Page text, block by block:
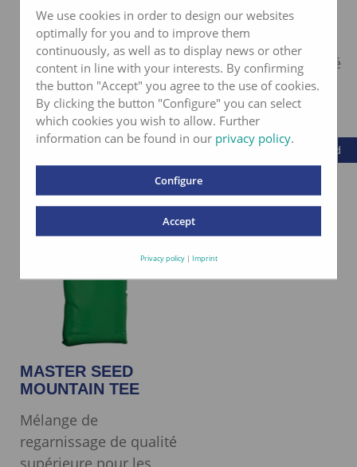
MASTER SEED
MOUNTAIN
FAIRWAY
Parcours parfait,
également sur les sites
d’altitude et ombragés
Fiche technique Master Seed
MASTER SEED TEE
Mélange de
regarnissage de qualité
supérieure pour les
aires de départ
Fiche technique Master Seed
MASTER SEED
MOUNTAIN TEE
Mélange de
regarnissage de qualité
We use cookies in order to design our websites
optimally for you and to improve them
continuously, as well as to display news or other
content in line with your interests. By confirming
the button "Accept" you agree to the use of cookies.
By clicking the button "Configure" you can select
which cookies you wish to allow. Further
information can be found in our privacy policy.
Configure
Accept
Privacy policy| Imprint